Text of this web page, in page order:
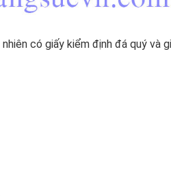
có giấy kiểm định đá quý và